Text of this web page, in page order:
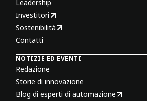
Leadership
Investitori
Sostenibilità
Contatti
NOTIZIE ED EVENTI
Redazione
Storie di innovazione
Blog di esperti di automazione